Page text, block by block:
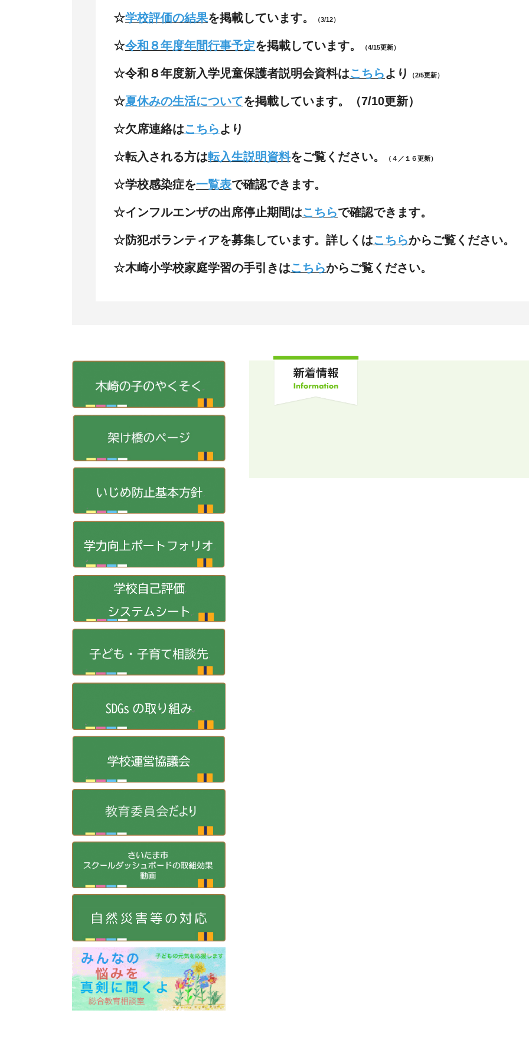
☆学校評価の結果を掲載しています。 （3/12）
☆令和８年度年間行事予定を掲載しています。 （4/15更新）
☆令和８年度新入学児童保護者説明会資料はこちらより （2/5更新）
☆夏休みの生活についてを掲載しています。（7/10更新）
☆欠席連絡はこちらより
☆転入される方は転入生説明資料をご覧ください。 （４／１６更新）
☆学校感染症を一覧表で確認できます。
☆インフルエンザの出席停止期間はこちらで確認できます。
☆防犯ボランティアを募集しています。詳しくはこちらからご覧ください。
☆木崎小学校家庭学習の手引きはこちらからご覧ください。